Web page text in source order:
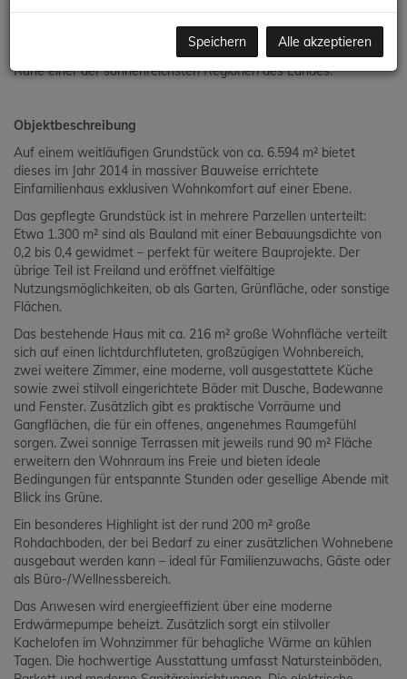
Dieses außergewöhnliche Anwesen vereint auf stilvolle Weise
moderne Architektur, höchste Bauqualität und die wohltuende
Ruhe einer der sonnenreichsten Regionen des Landes.
Objektbeschreibung
Auf einem weitläufigen Grundstück von ca. 6.594 m² bietet
dieses im Jahr 2014 in massiver Bauweise errichtete
Einfamilienhaus exklusiven Wohnkomfort auf einer Ebene.
Das gepflegte Grundstück ist in mehrere Parzellen unterteilt:
Etwa 1.300 m² sind als Bauland mit einer Bebauungsdichte von
0,2 bis 0,4 gewidmet – perfekt für weitere Bauprojekte. Der
übrige Teil ist Freiland und eröffnet vielfältige
Nutzungsmöglichkeiten, ob als Garten, Grünfläche, oder sonstige
Flächen.
Das bestehende Haus mit ca. 216 m² große Wohnfläche verteilt
sich auf einen lichtdurchfluteten, großzügigen Wohnbereich,
zwei weitere Zimmer, eine moderne, voll ausgestattete Küche
sowie zwei stilvoll eingerichtete Bäder mit Dusche, Badewanne
und Fenster. Zusätzlich gibt es praktische Vorräume und
Gangflächen, die für ein offenes, angenehmes Raumgefühl
sorgen. Zwei sonnige Terrassen mit jeweils rund 90 m² Fläche
erweitern den Wohnraum ins Freie und bieten ideale
Bedingungen für entspannte Stunden oder gesellige Abende mit
Blick ins Grüne.
Ein besonderes Highlight ist der rund 200 m² große
Rohdachboden, der bei Bedarf zu einer zusätzlichen Wohnebene
ausgebaut werden kann – ideal für Familienzuwachs, Gäste oder
als Büro-/Wellnessbereich.
Das Anwesen wird energieeffizient über eine moderne
Erdwärmepumpe beheizt. Zusätzlich sorgt ein stilvoller
Kachelofen im Wohnzimmer für behagliche Wärme an kühlen
Tagen. Die hochwertige Ausstattung umfasst Natursteinböden,
Speichern Alle akzeptieren